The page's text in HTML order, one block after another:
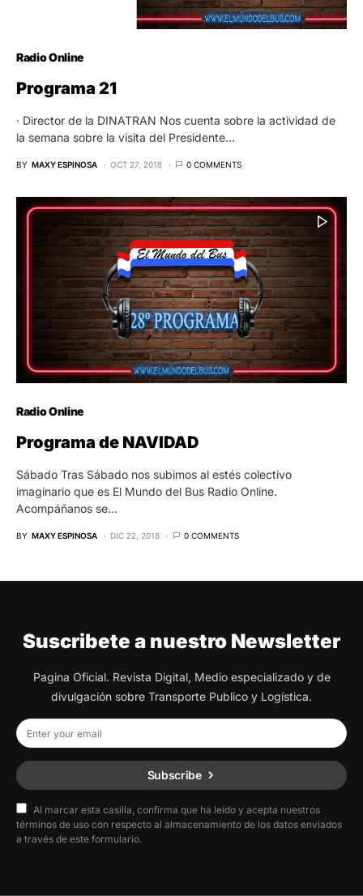
Radio Online
Programa 21
· Director de la DINATRAN Nos cuenta sobre la actividad de
la semana sobre la visita del Presidente…
BY MAXY ESPINOSA OCT 27, 2018 0 COMMENTS
Radio Online
Programa de NAVIDAD
Sábado Tras Sábado nos subimos al estés colectivo
imaginario que es El Mundo del Bus Radio Online.
Acompáñanos se…
BY MAXY ESPINOSA DIC 22, 2018 0 COMMENTS
Suscribete a nuestro Newsletter
Pagina Oficial. Revista Digital, Medio especializado y de
divulgación sobre Transporte Publico y Logística.
Subscribe
Al marcar esta casilla, confirma que ha leído y acepta nuestros
términos de uso con respecto al almacenamiento de los datos enviados
a través de este formulario.